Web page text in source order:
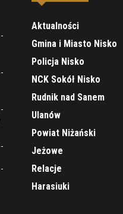
Aktualności
Gmina i Miasto Nisko
Policja Nisko
NCK Sokół Nisko
Rudnik nad Sanem
Ulanów
Powiat Niżański
Jeżowe
Relacje
Harasiuki